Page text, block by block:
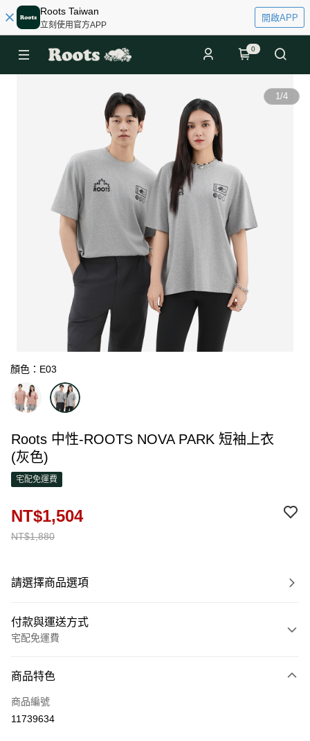
Roots Taiwan
立刻使用官方APP
開啟APP
0
1/4
顏色：E03
Roots 中性-ROOTS NOVA PARK 短袖上衣
(灰色)
宅配免運費
NT$1,880
NT$1,504
請選擇商品選項
付款與運送方式
宅配免運費
信用卡一次付款
信用卡分期付款
商品特色
商品編號
11739634